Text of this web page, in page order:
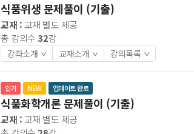
식품위생 문제풀이 (기출)
교재 :교재 별도 제공
총 강의수32강
강좌소개> 교재소개> 강의목록>
인기 NEW 업데이트 완료
식품화학개론 문제풀이 (기출)
교재 :교재 별도 제공